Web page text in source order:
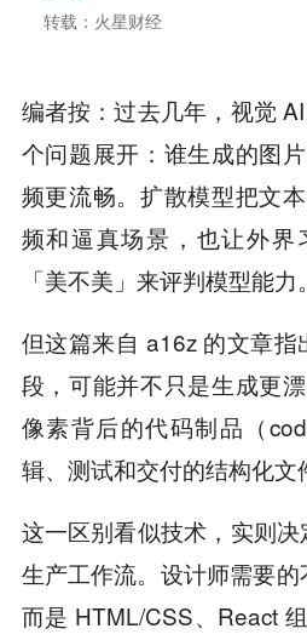
转载：火星财经
编者按：过去几年，视觉
个问题展开：谁生成的图
频更流畅。扩散模型把文
频和逼真场景，也让外界
「美不美」来评判模型能力。
但这篇来自 a16z 的文章
段，可能并不只是生成更
像素背后的代码制品（
辑、测试和交付的结构化文
这一区别看似技术，实则
生产工作流。设计师需要的
而是 HTML/CSS、React